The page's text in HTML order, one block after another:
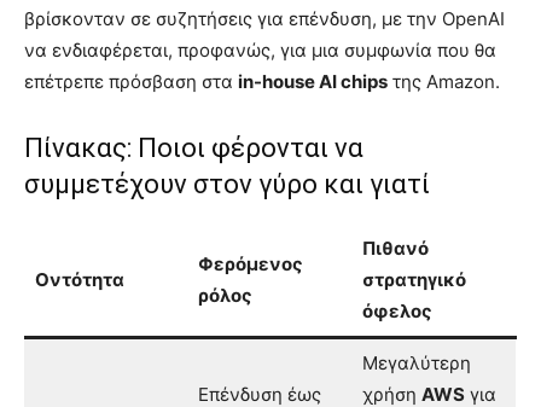
βρίσκονταν σε συζητήσεις για επένδυση, με την OpenAI
να ενδιαφέρεται, προφανώς, για μια συμφωνία που θα
επέτρεπε πρόσβαση στα in-house AI chips της Amazon.
Πίνακας: Ποιοι φέρονται να
συμμετέχουν στον γύρο και γιατί
Οντότητα
Φερόμενος
ρόλος
Πιθανό
στρατηγικό
όφελος
Επένδυση έως
Μεγαλύτερη
χρήση AWSγια